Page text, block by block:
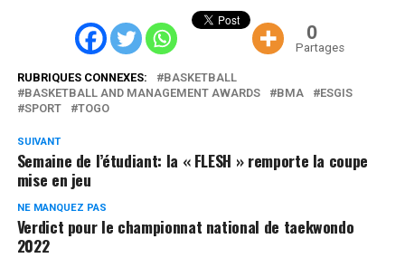
0
Partages
RUBRIQUES CONNEXES:
BASKETBALL
BASKETBALL AND MANAGEMENT AWARDS
BMA
ESGIS
SPORT
TOGO
SUIVANT
Semaine de l’étudiant: la « FLESH » remporte la coupe
mise en jeu
NE MANQUEZ PAS
Verdict pour le championnat national de taekwondo
2022